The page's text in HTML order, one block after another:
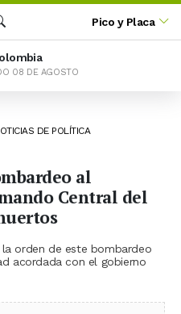
Pico y Placa
08 DE AGOSTO
DE POLÍTICA
al
Central del
orden de este bombardeo
acordada con el gobierno